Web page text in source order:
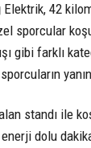
42
sporcular
gibi farklı
standı ile
dolu